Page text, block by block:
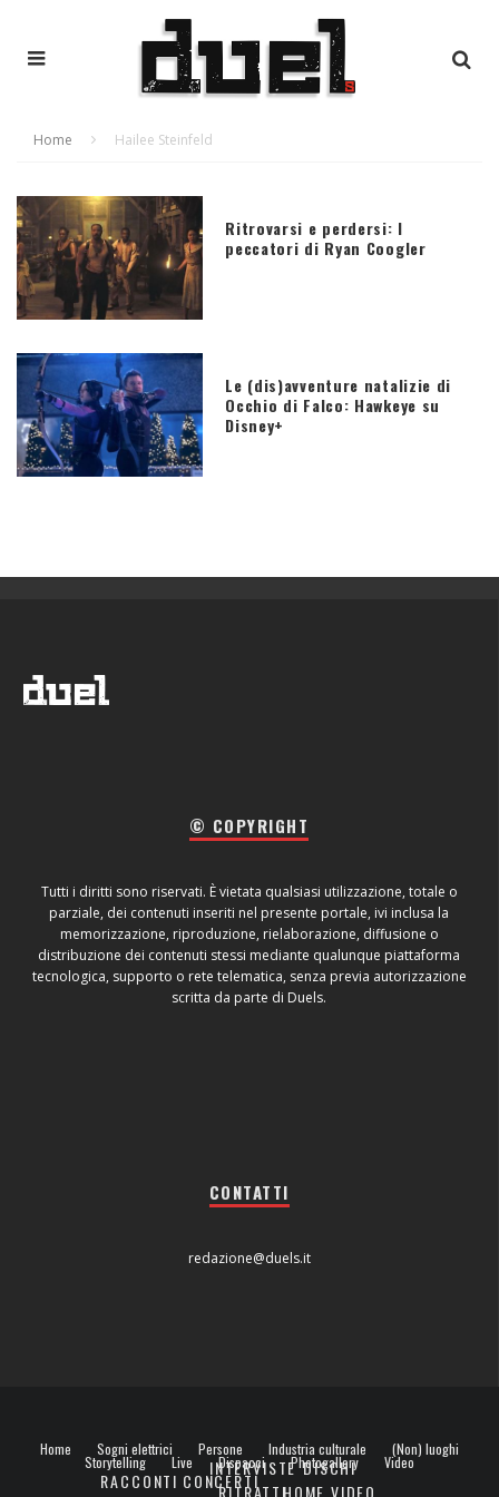
Home Hailee Steinfeld
Ritrovarsi e perdersi: I
peccatori di Ryan Coogler
Le (dis)avventure natalizie di
Occhio di Falco: Hawkeye su
Disney+
© COPYRIGHT
Tutti i diritti sono riservati. È vietata qualsiasi utilizzazione, totale o
parziale, dei contenuti inseriti nel presente portale, ivi inclusa la
memorizzazione, riproduzione, rielaborazione, diffusione o
distribuzione dei contenuti stessi mediante qualunque piattaforma
tecnologica, supporto o rete telematica, senza previa autorizzazione
scritta da parte di Duels.
CONTATTI
redazione@duels.it
Home Sogni elettrici Persone
INTERVISTE
Industria culturale
DISCHI
(Non) luoghi
Storytelling
RACCONTI
Live
CONCERTI
Dispacci Photogallery Video